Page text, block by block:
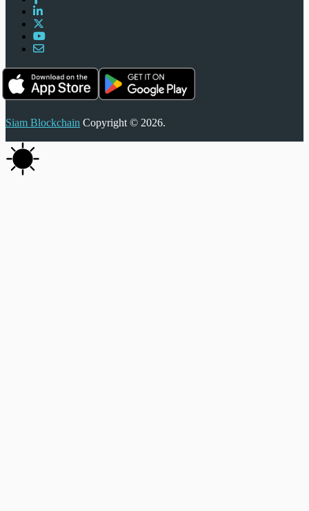
Siam Blockchain Copyright © 2026.